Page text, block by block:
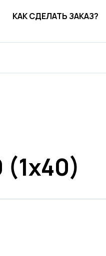
КАК СДЕЛАТЬ ЗАКАЗ?